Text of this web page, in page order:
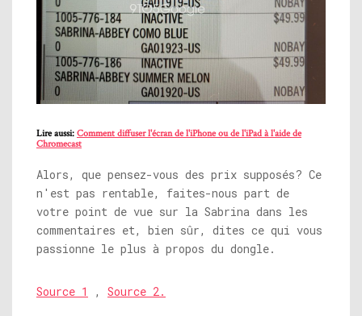
Lire aussi: Comment diffuser l'écran de l'iPhone ou de l'iPad à l'aide de
Chromecast
Alors, que pensez-vous des prix supposés? Ce
n'est pas rentable, faites-nous part de
votre point de vue sur la Sabrina dans les
commentaires et, bien sûr, dites ce qui vous
passionne le plus à propos du dongle.
Source 1 , Source 2.